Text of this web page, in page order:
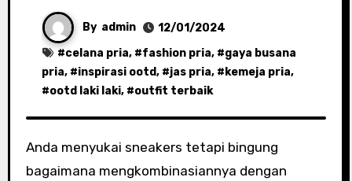
By admin
12/01/2024
#celana pria, #fashion pria, #gaya busana
pria, #inspirasi ootd, #jas pria, # kemeja pria,
#ootd laki laki, #outfit terbaik
Anda menyukai sneakers tetapi bingung
bagaimana mengkombinasiannya dengan